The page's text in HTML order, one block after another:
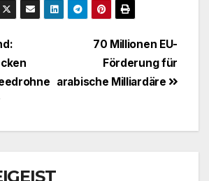
70 Millionen EU-
Förderung für
arabische Milliardäre